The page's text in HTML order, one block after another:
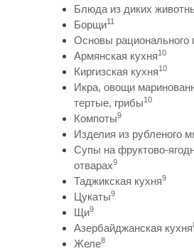
Блюда из диких
Борщи11
Основы рационального
Армянская кухня10
Киргизская кухня10
Икра, овощи
тертые, грибы10
Компоты9
Изделия из рубленого
Супы на фруктово-
отварах9
Таджикская кухня9
Цукаты9
Щи9
Азербайджанская кухня
Желе8